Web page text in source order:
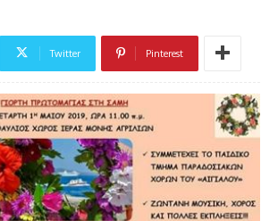
Twitter Pinterest